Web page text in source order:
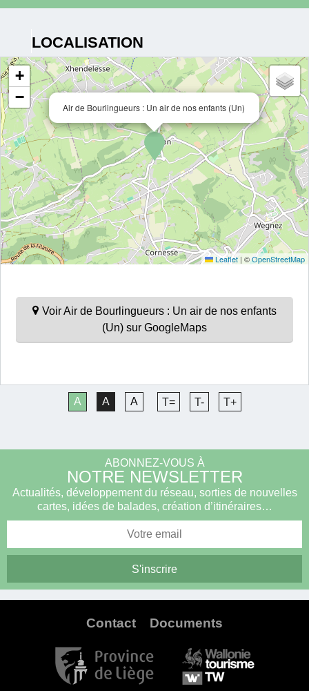
LOCALISATION
Air de Bourlingueurs : Un air de nos enfants (Un)
+
−
Leaflet | ©OpenStreetMap
Voir Air de Bourlingueurs : Un air de nos enfants
(Un) sur GoogleMaps
A A A T= T- T+
ABONNEZ-VOUS À
NOTRE NEWSLETTER
Actualités, développement du réseau, sorties de nouvelles
cartes, idées de balades, création d’itinéraires…
Contact Documents